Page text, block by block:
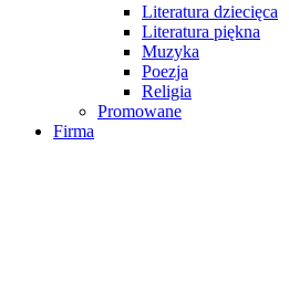
Literatura dziecięca
Literatura piękna
Muzyka
Poezja
Religia
Promowane
Firma